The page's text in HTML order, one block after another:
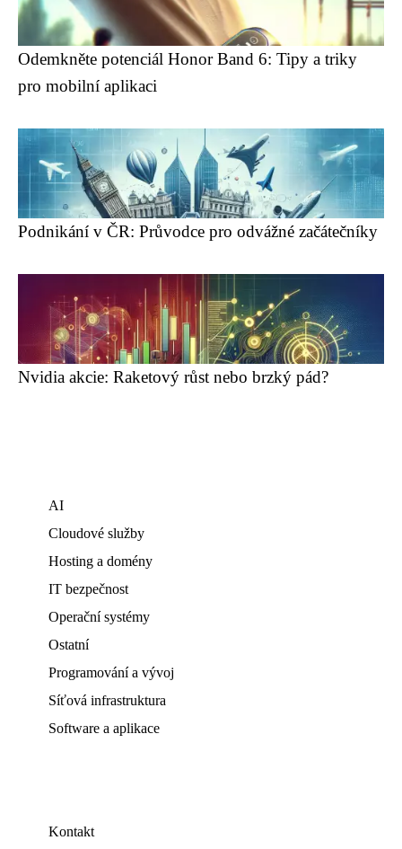
Odemkněte potenciál Honor Band 6: Tipy a triky
pro mobilní aplikaci
Podnikání v ČR: Průvodce pro odvážné začátečníky
Nvidia akcie: Raketový růst nebo brzký pád?
AI
Cloudové služby
Hosting a domény
IT bezpečnost
Operační systémy
Ostatní
Programování a vývoj
Síťová infrastruktura
Software a aplikace
Kontakt